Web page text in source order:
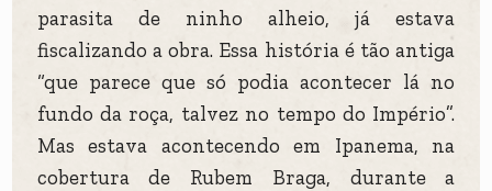
parasita de ninho alheio, já estava
fiscalizando a obra. Essa história é tão antiga
“que parece que só podia acontecer lá no
fundo da roça, talvez no tempo do Império”.
Mas estava acontecendo em Ipanema, na
cobertura de Rubem Braga, durante a